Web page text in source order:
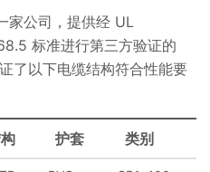
家公司，提供经 UL
标准进行第三方验证的
了以下电缆结构符合性能要
护套 类别